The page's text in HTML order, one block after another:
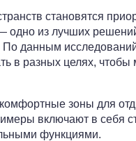
становятся
из лучших
По данным
в разных целях, чтобы
зоны для
включают в себя
функциями.